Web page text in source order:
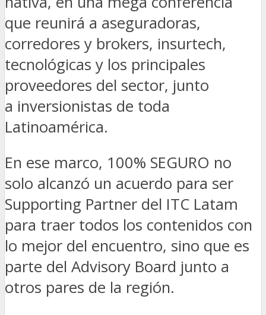
que reunirá a aseguradoras,
corredores y brokers, insurtech,
tecnológicas y los principales
proveedores del sector, junto
a inversionistas de toda
Latinoamérica.
En ese marco, 100% SEGURO no
solo alcanzó un acuerdo para ser
Supporting Partner del ITC Latam
para traer todos los contenidos con
lo mejor del encuentro, sino que es
parte del Advisory Board junto a
otros pares de la región.